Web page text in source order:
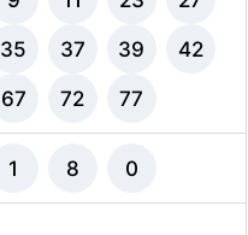
35 37 39 42
67 72 77
1 8 0